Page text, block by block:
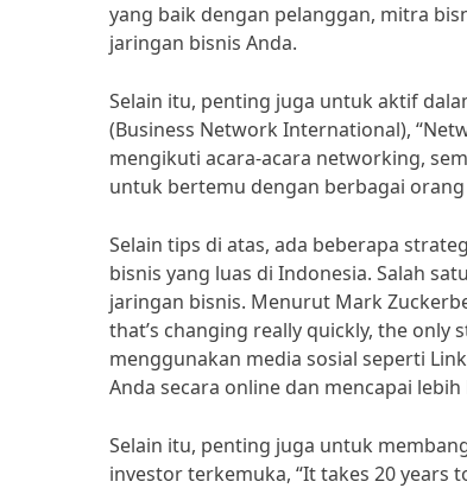
yang baik dengan pelanggan, mitra
jaringan bisnis Anda.
Selain itu, penting juga untuk aktif
(Business Network International),
mengikuti acara-acara networking,
untuk bertemu dengan berbagai
Selain tips di atas, ada beberapa
bisnis yang luas di Indonesia. Salah
jaringan bisnis. Menurut Mark
that’s changing really quickly, the
menggunakan media sosial seperti
Anda secara online dan mencapai
Selain itu, penting juga untuk
investor terkemuka, “It takes 20